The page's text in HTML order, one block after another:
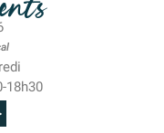
18h30